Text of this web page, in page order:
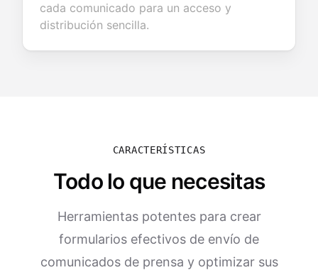
cada comunicado para un acceso y
distribución sencilla.
CARACTERÍSTICAS
Todo lo que necesitas
Herramientas potentes para crear
formularios efectivos de envío de
comunicados de prensa y optimizar sus